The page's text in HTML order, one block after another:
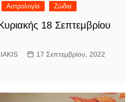
Αστρολογία Ζώδια
18 Σεπτεμβρίου
17 Σεπτεμβρίου, 2022